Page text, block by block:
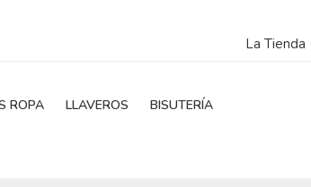
La Tienda
ROPA LLAVEROS
BISUTERÍA